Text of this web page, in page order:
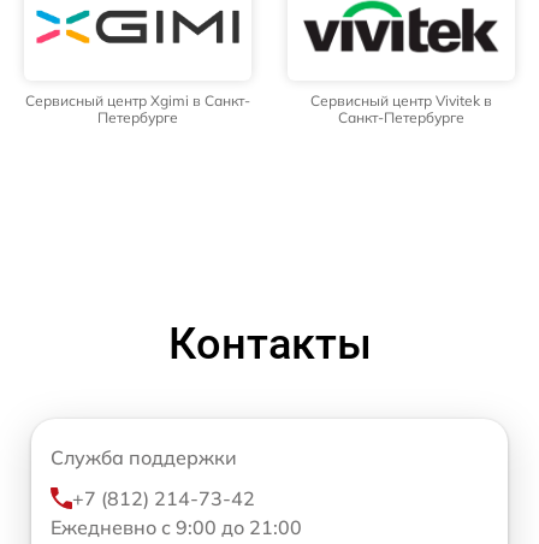
Сервисный центр Xgimi в Санкт-
Петербурге
Сервисный центр Vivitek в
Санкт-Петербурге
Контакты
Служба поддержки
+7 (812) 214-73-42
Ежедневно с 9:00 до 21:00